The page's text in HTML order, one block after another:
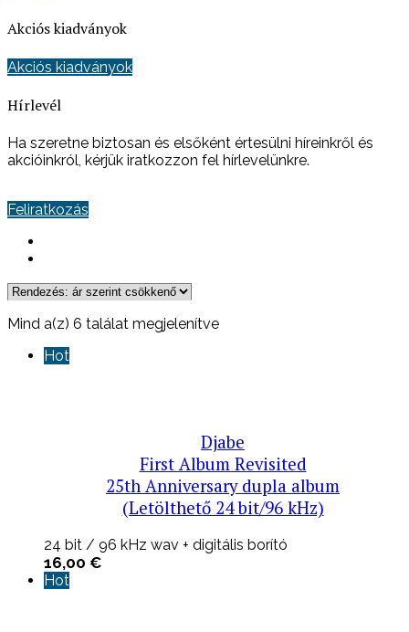
Akciós kiadványok
Akciós kiadványok
Hírlevél
Ha szeretne biztosan és elsőként értesülni híreinkről és
akcióinkról, kérjük iratkozzon fel hírlevelünkre.
Feliratkozás
Mind a(z) 6 találat megjelenítveSorted
Hot
Djabe
First Album Revisited
25th Anniversary dupla album
(Letölthető 24 bit/96 kHz)
24 bit / 96 kHz wav + digitális borító
16,00 €
Hot